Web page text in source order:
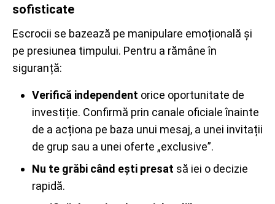
sofisticate
Escrocii se bazează pe manipulare emoțională și
pe presiunea timpului. Pentru a rămâne în
siguranță:
Verifică independent orice oportunitate de
investiție. Confirmă prin canale oficiale înainte
de a acționa pe baza unui mesaj, a unei invitații
de grup sau a unei oferte „exclusive”.
Nu te grăbi când ești presat să iei o decizie
rapidă.